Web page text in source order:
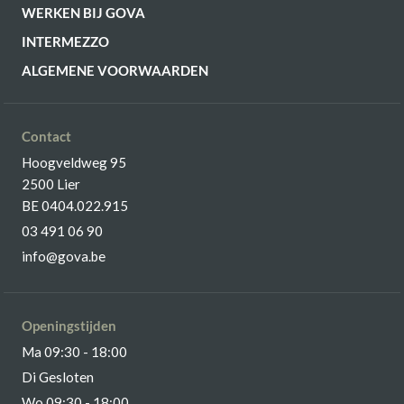
WERKEN BIJ GOVA
INTERMEZZO
ALGEMENE VOORWAARDEN
Contact
Hoogveldweg 95
2500 Lier
BE 0404.022.915
03 491 06 90
info@gova.be
Openingstijden
Ma 09:30 - 18:00
Di Gesloten